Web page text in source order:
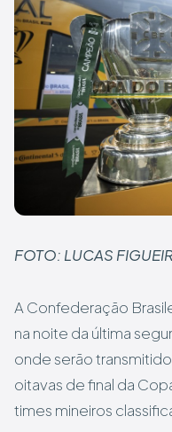
FOTO: LUCAS
A Confederação
na noite da última
onde serão
oitavas de final da
times mineiros